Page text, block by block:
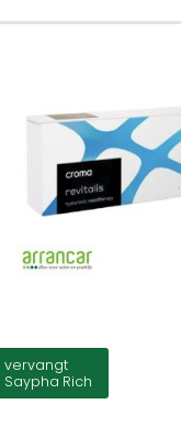
vervangt
Saypha Rich